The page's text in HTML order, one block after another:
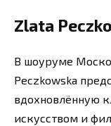
Zlata
В шоуруме
Peczkowska
вдохновлённую
искусством и